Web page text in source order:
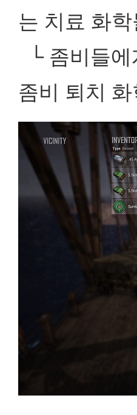
는 치료 화학
└ 좀비들에
좀비 퇴치